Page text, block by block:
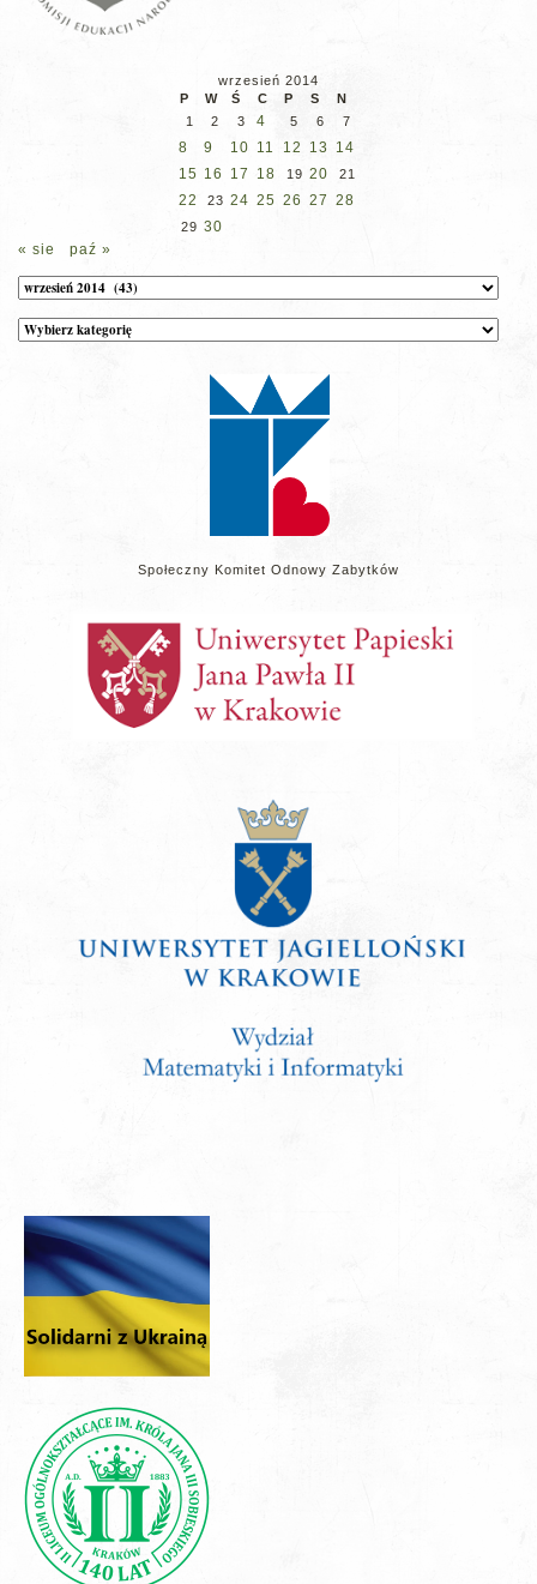
wrzesień 2014
P
W Ś C P S
N
1
2 3 4 5 6 7
8 9 10 11 12 13 14
15 16 17 18 19 20 21
22 23 24 25 26 27 28
29 30
« sie
paź »
Archiwum
Kategorie
wpisów
Społeczny Komitet Odnowy Zabytków